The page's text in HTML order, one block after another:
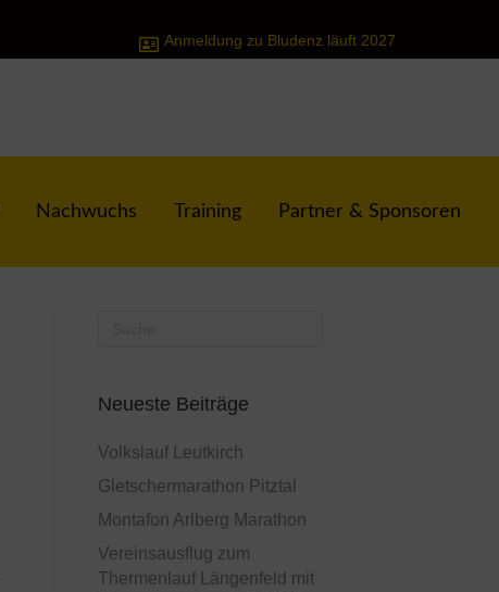
Anmeldung zu Bludenz läuft 2027
Nachwuchs Training Partner & Sponsoren
Neueste Beiträge
Volkslauf Leutkirch
Gletschermarathon Pitztal
Montafon Arlberg Marathon
Vereinsausflug zum
Thermenlauf Längenfeld mit